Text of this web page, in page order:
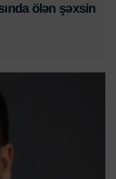
ölən şəxsin